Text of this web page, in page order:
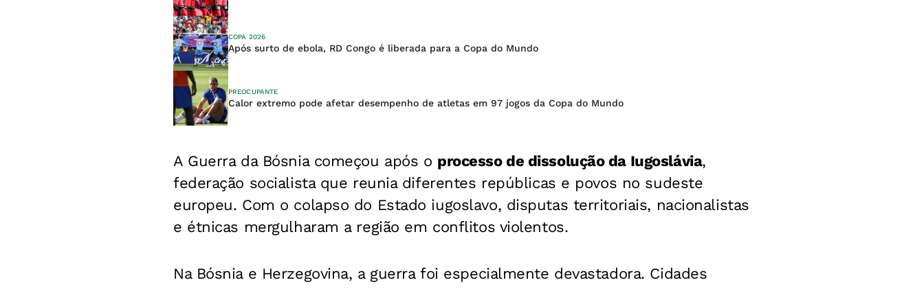
COPA 2026
Após surto de ebola, RD Congo é liberada para a Copa do Mundo
PREOCUPANTE
Calor extremo pode afetar desempenho de atletas em 97 jogos da Copa do Mundo
A Guerra da Bósnia começou após o processo de dissolução da Iugoslávia,
federação socialista que reunia diferentes repúblicas e povos no sudeste
europeu. Com o colapso do Estado iugoslavo, disputas territoriais, nacionalistas
e étnicas mergulharam a região em conflitos violentos.
Na Bósnia e Herzegovina, a guerra foi especialmente devastadora. Cidades